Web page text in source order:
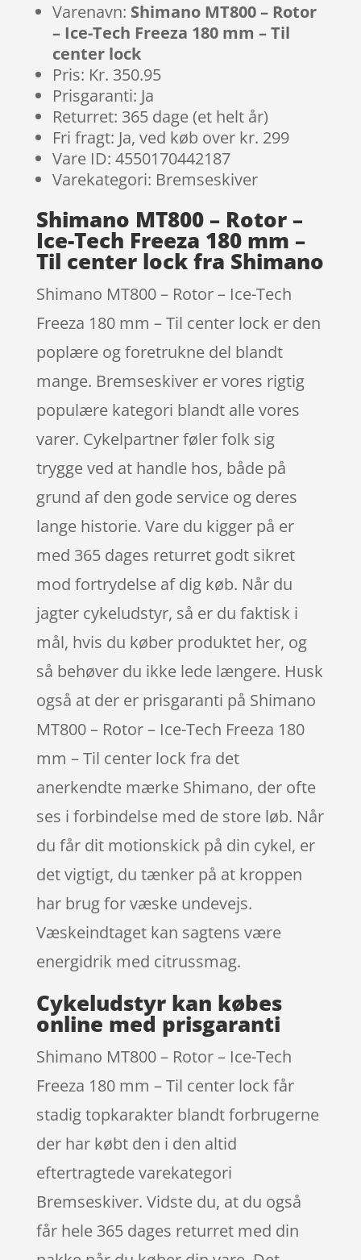
Varenavn: Shimano MT800 – Rotor
– Ice-Tech Freeza 180 mm – Til
center lock
Pris: Kr. 350.95
Prisgaranti: Ja
Returret: 365 dage (et helt år)
Fri fragt: Ja, ved køb over kr. 299
Vare ID: 4550170442187
Varekategori: Bremseskiver
Shimano MT800 – Rotor –
Ice-Tech Freeza 180 mm –
Til center lock fra Shimano
Shimano MT800 – Rotor – Ice-Tech
Freeza 180 mm – Til center lock er den
poplære og foretrukne del blandt
mange. Bremseskiver er vores rigtig
populære kategori blandt alle vores
varer. Cykelpartner føler folk sig
trygge ved at handle hos, både på
grund af den gode service og deres
lange historie. Vare du kigger på er
med 365 dages returret godt sikret
mod fortrydelse af dig køb. Når du
jagter cykeludstyr, så er du faktisk i
mål, hvis du køber produktet her, og
så behøver du ikke lede længere. Husk
også at der er prisgaranti på Shimano
MT800 – Rotor – Ice-Tech Freeza 180
mm – Til center lock fra det
anerkendte mærke Shimano, der ofte
ses i forbindelse med de store løb. Når
du får dit motionskick på din cykel, er
det vigtigt, du tænker på at kroppen
har brug for væske undevejs.
Væskeindtaget kan sagtens være
energidrik med citrussmag.
Cykeludstyr kan købes
online med prisgaranti
Shimano MT800 – Rotor – Ice-Tech
Freeza 180 mm – Til center lock får
stadig topkarakter blandt forbrugerne
der har købt den i den altid
eftertragtede varekategori
Bremseskiver. Vidste du, at du også
får hele 365 dages returret med din